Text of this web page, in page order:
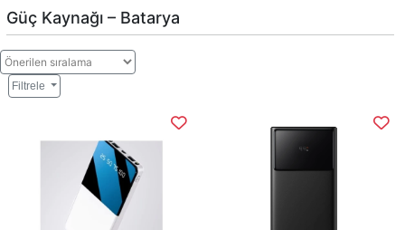
Güç Kaynağı – Batarya
Filtrele